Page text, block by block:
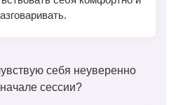
себя неуверенно
сессии?